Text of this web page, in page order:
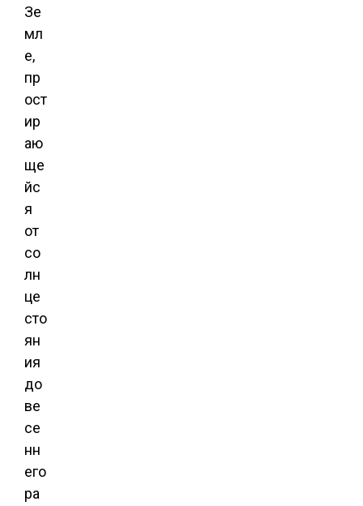
Зе
мл
е,
пр
ост
ир
аю
ще
йс
я
от
со
лн
це
сто
ян
ия
до
ве
се
нн
его
ра